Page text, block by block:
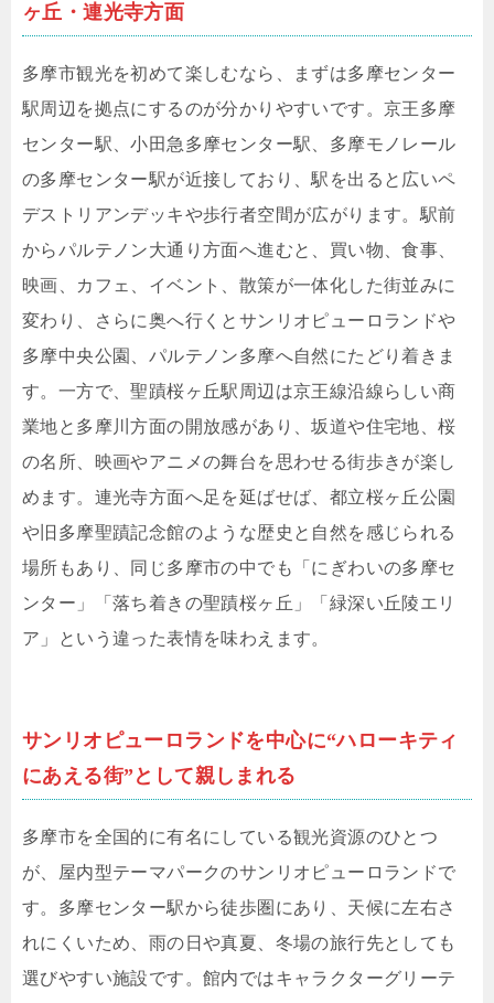
ヶ丘・連光寺方面
多摩市観光を初めて楽しむなら、まずは多摩センター
駅周辺を拠点にするのが分かりやすいです。京王多摩
センター駅、小田急多摩センター駅、多摩モノレール
の多摩センター駅が近接しており、駅を出ると広いペ
デストリアンデッキや歩行者空間が広がります。駅前
からパルテノン大通り方面へ進むと、買い物、食事、
映画、カフェ、イベント、散策が一体化した街並みに
変わり、さらに奥へ行くとサンリオピューロランドや
多摩中央公園、パルテノン多摩へ自然にたどり着きま
す。一方で、聖蹟桜ヶ丘駅周辺は京王線沿線らしい商
業地と多摩川方面の開放感があり、坂道や住宅地、桜
の名所、映画やアニメの舞台を思わせる街歩きが楽し
めます。連光寺方面へ足を延ばせば、都立桜ヶ丘公園
や旧多摩聖蹟記念館のような歴史と自然を感じられる
場所もあり、同じ多摩市の中でも「にぎわいの多摩セ
ンター」「落ち着きの聖蹟桜ヶ丘」「緑深い丘陵エリ
ア」という違った表情を味わえます。
サンリオピューロランドを中心に“ハローキティ
にあえる街”として親しまれる
多摩市を全国的に有名にしている観光資源のひとつ
が、屋内型テーマパークのサンリオピューロランドで
す。多摩センター駅から徒歩圏にあり、天候に左右さ
れにくいため、雨の日や真夏、冬場の旅行先としても
選びやすい施設です。館内ではキャラクターグリーテ